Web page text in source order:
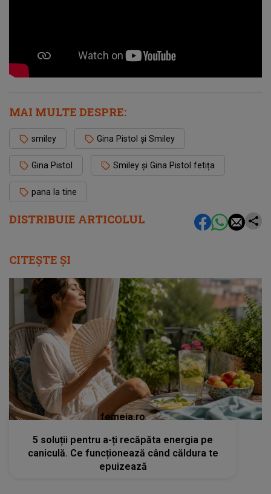
DISTRIBUIE ARTICOLUL
MAI MULTE DESPRE:
smiley Gina Pistol și Smiley
Gina Pistol Smiley și Gina Pistol fetița
pana la tine
CITEȘTE ȘI
femeia.ro
5 soluții pentru a-ți recăpăta energia pe
caniculă. Ce funcționează când căldura te
epuizează